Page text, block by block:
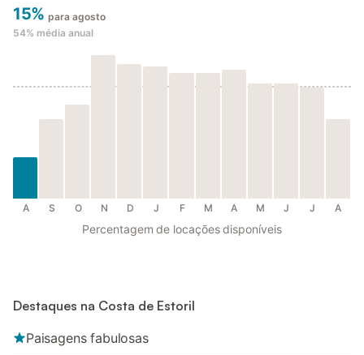
15% para agosto
54% média anual
A S O N D J F M A M J J A
Percentagem de locações disponíveis
Destaques na Costa de Estoril
Paisagens fabulosas